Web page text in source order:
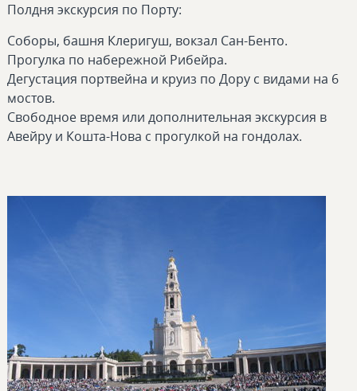
Полдня экскурсия по Порту:
Соборы, башня Клеригуш, вокзал Сан-Бенто.
Прогулка по набережной Рибейра.
Дегустация портвейна и круиз по Дору с видами на 6
мостов.
Свободное время или дополнительная экскурсия в
Авейру и Кошта-Нова с прогулкой на гондолах.